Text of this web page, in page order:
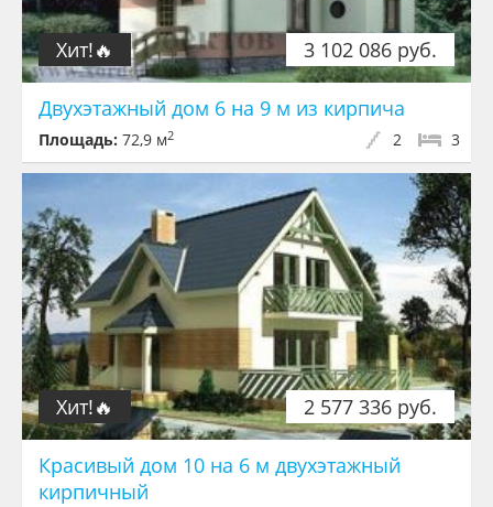
3 102 086 руб.
Хит!🔥
Двухэтажный дом 6 на 9 м из кирпича
Площадь: 72,9 м2 3
2
2 577 336 руб.
Хит!🔥
Красивый дом 10 на 6 м двухэтажный
кирпичный